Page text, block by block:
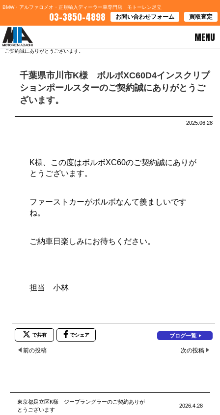
BMW・アルファロメオ・正規輸入ディーラー車専門店 モトーレン足立
03-3850-4898 お問い合わせフォーム 買取査定
MENU
HOME>ブログ一覧
ご契約誠にありがとうございます。
千葉県市川市K様 ボルボXC60D4インスクリプ
ションポールスターのご契約誠にありがとうご
ざいます。
2025.06.28
K様、この度はボルボXC60のご契約誠にありが
とうございます。
ファーストカーがボルボなんて羨ましいです
ね。
ご納車日楽しみにお待ちください。
担当 小林
で共有 でシェア ブログ一覧
前の投稿 次の投稿
東京都足立区K様 ジープラングラーのご契約ありが
とうございます
2026.4.28